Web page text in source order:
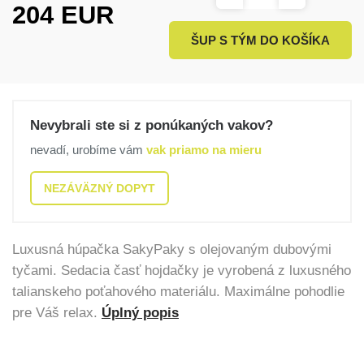
Luxusná húpačka SakyPaky s olejovaným dubovými
tyčami. Sedacia časť hojdačky je vyrobená z luxusného
talianskeho poťahového materiálu. Maximálne pohodlie
pre Váš relax. Úplný popis
204 EUR
ŠUP S TÝM DO KOŠÍKA
Nevybrali ste si z ponúkaných vakov?
nevadí, urobíme vám vak priamo na mieru
NEZÁVÄZNÝ DOPYT